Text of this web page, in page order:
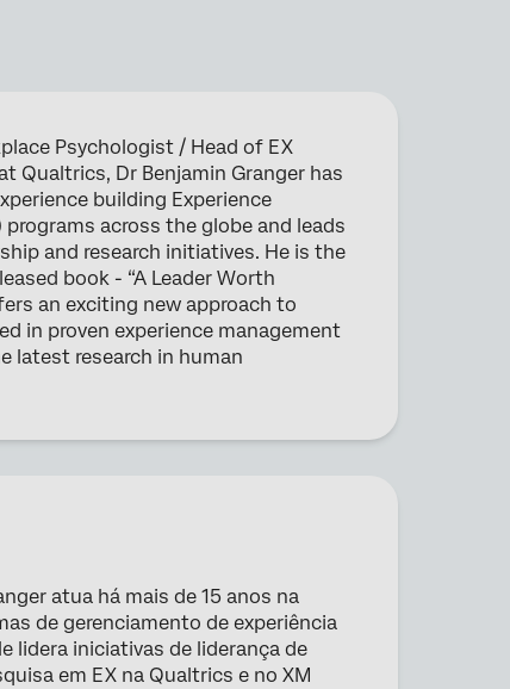
Psychologist / Head of EX
Qualtrics, Dr Benjamin Granger has
building Experience
programs across the globe and leads
and research initiatives. He is the
book - “A Leader Worth
an exciting new approach to
in proven experience management
latest research in human
atua há mais de 15 anos na
de gerenciamento de experiência
lidera iniciativas de liderança de
em EX na Qualtrics e no XM